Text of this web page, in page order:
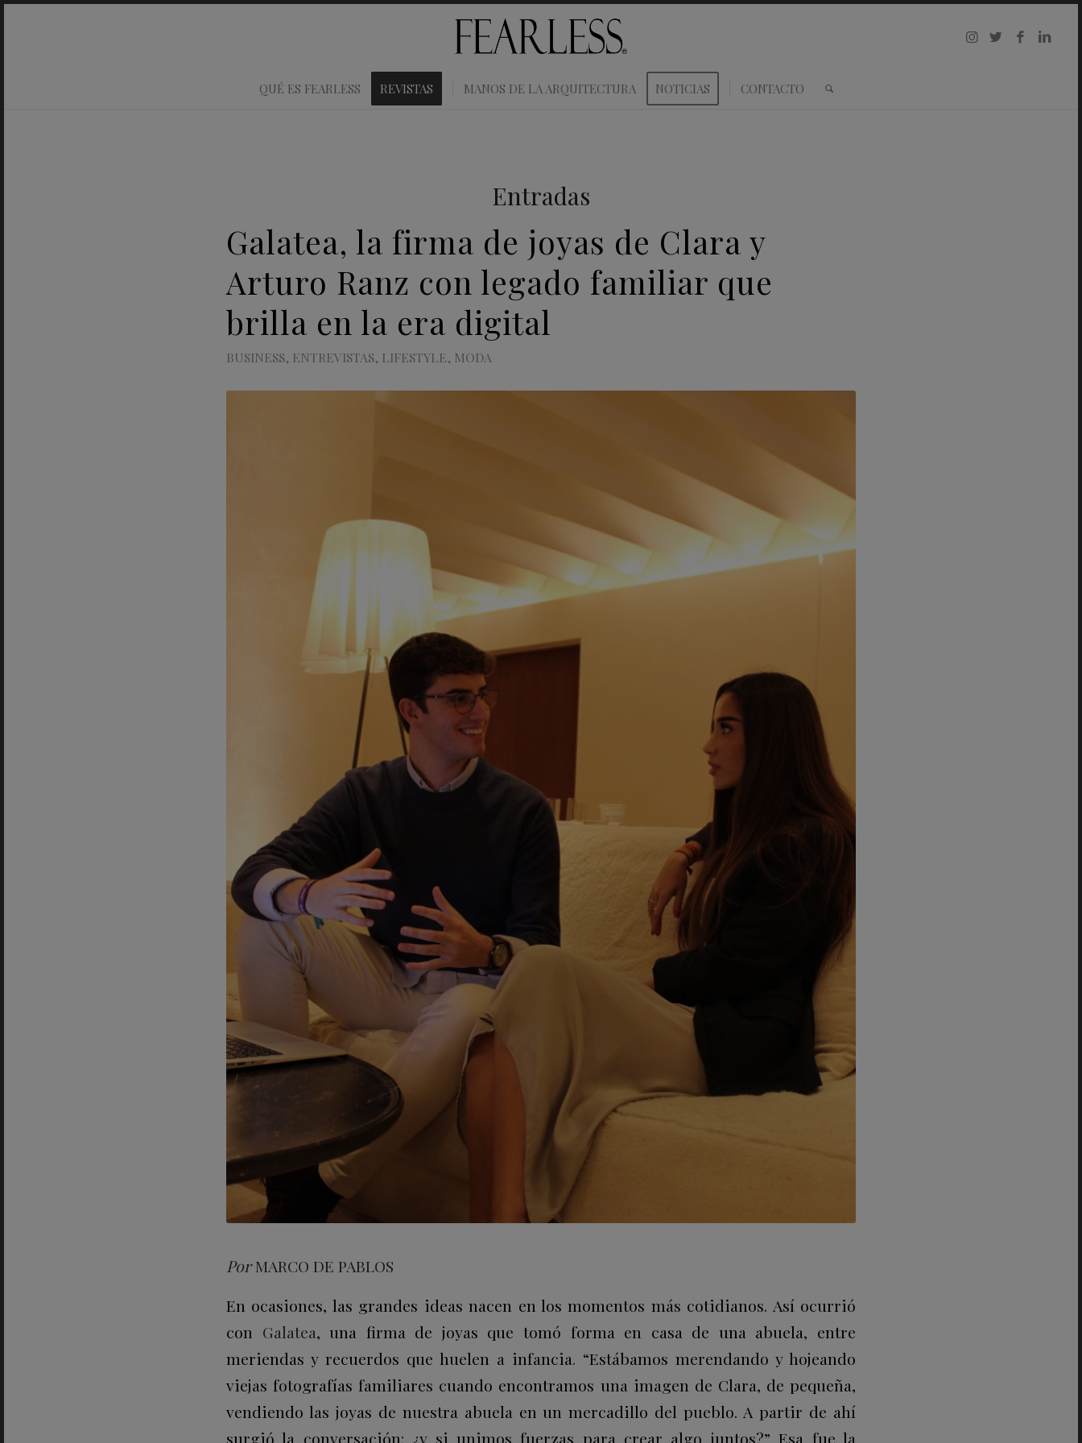
QUÉ ES FEARLESS REVISTAS MANOS DE LA ARQUITECTURA NOTICIAS CONTACTO
Entradas
Galatea, la firma de joyas de Clara y
Arturo Ranz con legado familiar que
brilla en la era digital
BUSINESS, ENTREVISTAS, LIFESTYLE, MODA
PorMARCO DE PABLOS
En ocasiones, las grandes ideas nacen en los momentos más cotidianos. Así ocurrió
con Galatea, una firma de joyas que tomó forma en casa de una abuela, entre
meriendas y recuerdos que huelen a infancia. “Estábamos merendando y hojeando
viejas fotografías familiares cuando encontramos una imagen de Clara, de pequeña,
vendiendo las joyas de nuestra abuela en un mercadillo del pueblo. A partir de ahí
surgió la conversación: ¿y si unimos fuerzas para crear algo juntos?” Esa fue la